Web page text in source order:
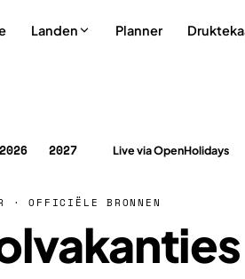
Landen Planner
2026 2027 Live via OpenHolidays
· OFFICIËLE BRONNEN